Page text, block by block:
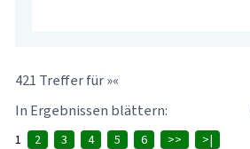
421 Treffer für »«
In Ergebnissen blättern:
1 2 3 4 5 6 >> >|